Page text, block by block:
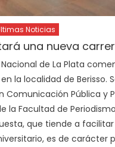
Noticias
una nueva
Nacional de La Plata
la localidad de Berisso.
Comunicación Pública y
la Facultad de
que tiende a
es de carácter